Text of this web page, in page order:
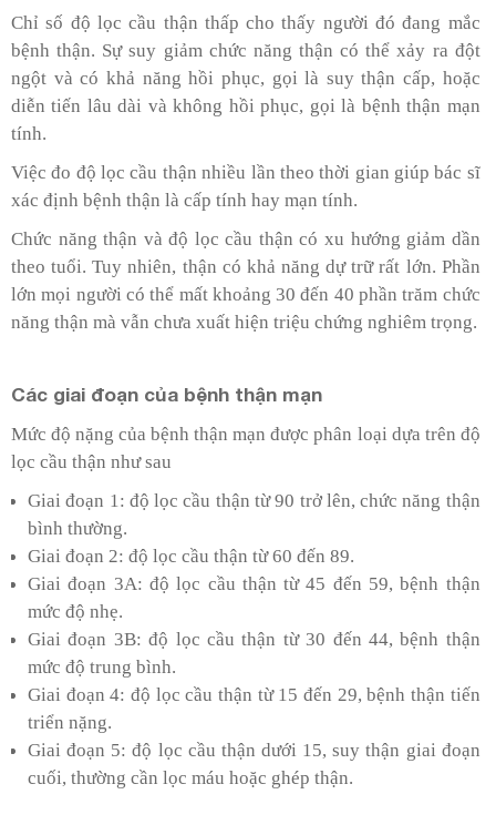
Chỉ số độ lọc cầu thận thấp cho thấy người đó đang mắc
bệnh thận. Sự suy giảm chức năng thận có thể xảy ra đột
ngột và có khả năng hồi phục, gọi là suy thận cấp, hoặc
diễn tiến lâu dài và không hồi phục, gọi là bệnh thận mạn
tính.
Việc đo độ lọc cầu thận nhiều lần theo thời gian giúp bác sĩ
xác định bệnh thận là cấp tính hay mạn tính.
Chức năng thận và độ lọc cầu thận có xu hướng giảm dần
theo tuổi. Tuy nhiên, thận có khả năng dự trữ rất lớn. Phần
lớn mọi người có thể mất khoảng 30 đến 40 phần trăm chức
năng thận mà vẫn chưa xuất hiện triệu chứng nghiêm trọng.
Các giai đoạn của bệnh thận mạn
Mức độ nặng của bệnh thận mạn được phân loại dựa trên độ
lọc cầu thận như sau
Giai đoạn 1: độ lọc cầu thận từ 90 trở lên, chức năng thận
bình thường.
Giai đoạn 2: độ lọc cầu thận từ 60 đến 89.
Giai đoạn 3A: độ lọc cầu thận từ 45 đến 59, bệnh thận
mức độ nhẹ.
Giai đoạn 3B: độ lọc cầu thận từ 30 đến 44, bệnh thận
mức độ trung bình.
Giai đoạn 4: độ lọc cầu thận từ 15 đến 29, bệnh thận tiến
triển nặng.
Giai đoạn 5: độ lọc cầu thận dưới 15, suy thận giai đoạn
cuối, thường cần lọc máu hoặc ghép thận.